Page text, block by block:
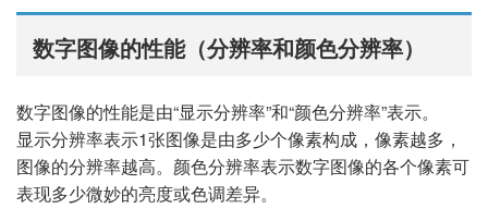
数字图像的性能（分辨率和颜色分辨率）
数字图像的性能是由“显示分辨率”和“颜色分辨率”表示。
显示分辨率表示1张图像是由多少个像素构成，像素越多，
图像的分辨率越高。颜色分辨率表示数字图像的各个像素可
表现多少微妙的亮度或色调差异。